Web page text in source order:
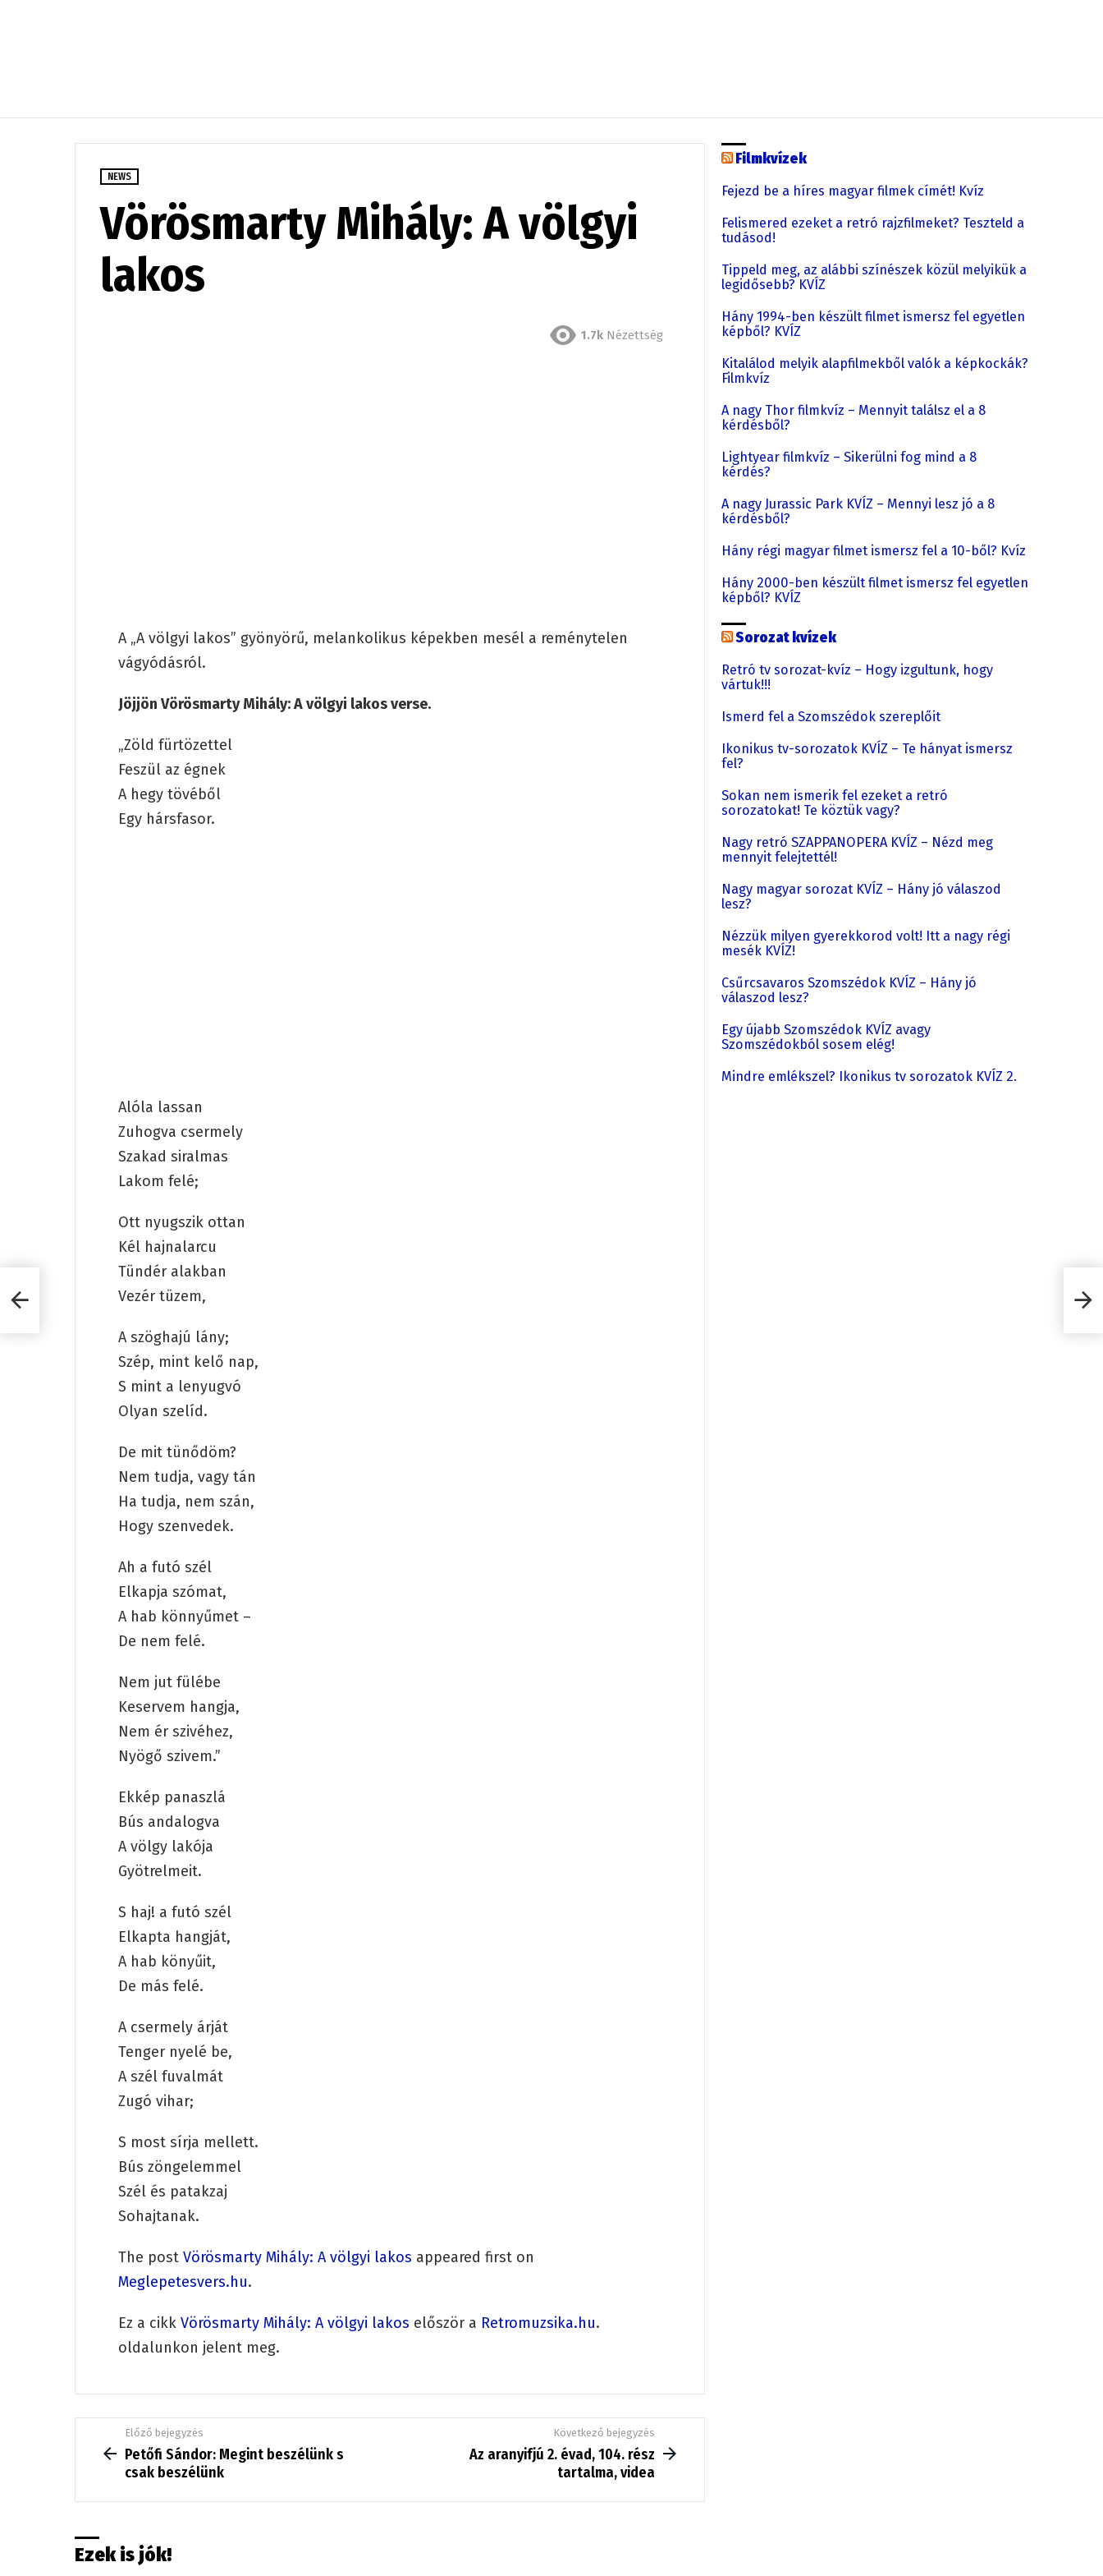
NEWS
Vörösmarty Mihály: A völgyi
lakos
1.7k Nézettség
A „A völgyi lakos” gyönyörű, melankolikus képekben mesél a reménytelen
vágyódásról.
Jöjjön Vörösmarty Mihály: A völgyi lakos verse.
„Zöld fürtözettel
Feszül az égnek
A hegy tövéből
Egy hársfasor.
Alóla lassan
Zuhogva csermely
Szakad siralmas
Lakom felé;
Ott nyugszik ottan
Kél hajnalarcu
Tündér alakban
Vezér tüzem,
A szöghajú lány;
Szép, mint kelő nap,
S mint a lenyugvó
Olyan szelíd.
De mit tünődöm?
Nem tudja, vagy tán
Ha tudja, nem szán,
Hogy szenvedek.
Ah a futó szél
Elkapja szómat,
A hab könnyűmet –
De nem felé.
Nem jut fülébe
Keservem hangja,
Nem ér szivéhez,
Nyögő szivem.”
Ekkép panaszlá
Bús andalogva
A völgy lakója
Gyötrelmeit.
S haj! a futó szél
Elkapta hangját,
A hab könyűit,
De más felé.
A csermely árját
Tenger nyelé be,
A szél fuvalmát
Zugó vihar;
S most sírja mellett.
Bús zöngelemmel
Szél és patakzaj
Sohajtanak.
The post Vörösmarty Mihály: A völgyi lakos appeared first on
Meglepetesvers.hu.
Ez a cikk Vörösmarty Mihály: A völgyi lakos először a Retromuzsika.hu.
oldalunkon jelent meg.
more
Előző bejegyzés
Petőfi Sándor: Megint beszélünk s
csak beszélünk
Következő bejegyzés
Az aranyifjú 2. évad, 104. rész
tartalma, videa
Ezek is jók!
Filmkvízek
Fejezd be a híres magyar filmek címét! Kvíz
Felismered ezeket a retró rajzfilmeket? Teszteld a
tudásod!
Tippeld meg, az alábbi színészek közül melyikük a
legidősebb? KVÍZ
Hány 1994-ben készült filmet ismersz fel egyetlen
képből? KVÍZ
Kitalálod melyik alapfilmekből valók a képkockák?
Filmkvíz
A nagy Thor filmkvíz – Mennyit találsz el a 8
kérdésből?
Lightyear filmkvíz – Sikerülni fog mind a 8
kérdés?
A nagy Jurassic Park KVÍZ – Mennyi lesz jó a 8
kérdésből?
Hány régi magyar filmet ismersz fel a 10-ből? Kvíz
Hány 2000-ben készült filmet ismersz fel egyetlen
képből? KVÍZ
Sorozat kvízek
Retró tv sorozat-kvíz – Hogy izgultunk, hogy
vártuk!!!
Ismerd fel a Szomszédok szereplőit
Ikonikus tv-sorozatok KVÍZ – Te hányat ismersz
fel?
Sokan nem ismerik fel ezeket a retró
sorozatokat! Te köztük vagy?
Nagy retró SZAPPANOPERA KVÍZ – Nézd meg
mennyit felejtettél!
Nagy magyar sorozat KVÍZ – Hány jó válaszod
lesz?
Nézzük milyen gyerekkorod volt! Itt a nagy régi
mesék KVÍZ!
Csűrcsavaros Szomszédok KVÍZ – Hány jó
válaszod lesz?
Egy újabb Szomszédok KVÍZ avagy
Szomszédokból sosem elég!
Mindre emlékszel? Ikonikus tv sorozatok KVÍZ 2.